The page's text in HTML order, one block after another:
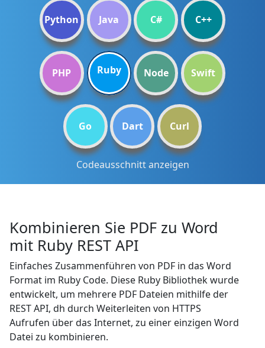
Python Java C# C++
PHP Ruby Node Swift
Go Dart Curl
Codeausschnitt anzeigen
Kombinieren Sie PDF zu Word
mit Ruby REST API
Einfaches Zusammenführen von PDF in das Word
Format im Ruby Code. Diese Ruby Bibliothek wurde
entwickelt, um mehrere PDF Dateien mithilfe der
REST API, dh durch Weiterleiten von HTTPS
Aufrufen über das Internet, zu einer einzigen Word
Datei zu kombinieren.